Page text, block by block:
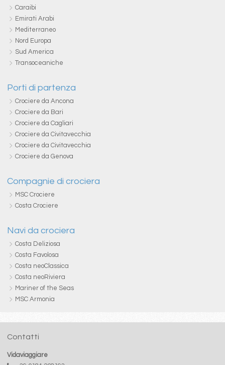
Caraibi
Emirati Arabi
Mediterraneo
Nord Europa
Sud America
Transoceaniche
Porti di partenza
Crociere da Ancona
Crociere da Bari
Crociere da Cagliari
Crociere da Civitavecchia
Crociere da Civitavecchia
Crociere da Genova
Compagnie di crociera
MSC Crociere
Costa Crociere
Navi da crociera
Costa Deliziosa
Costa Favolosa
Costa neoClassica
Costa neoRiviera
Mariner of the Seas
MSC Armonia
Contatti
Vidaviaggiare